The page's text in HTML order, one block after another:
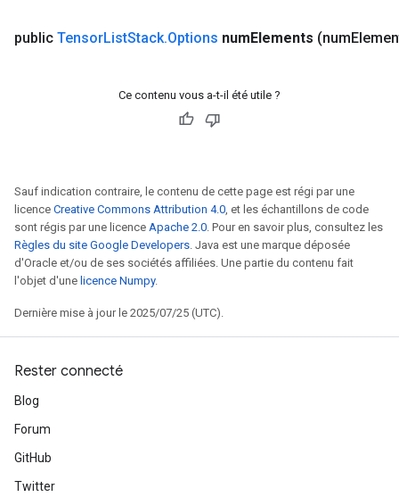
public TensorListStack.Options numElements (num
Ce contenu vous a-t-il été utile ?
Sauf indication contraire, le contenu de cette page est régi par une
licence Creative Commons Attribution 4.0, et les échantillons de code
sont régis par une licence Apache 2.0. Pour en savoir plus, consultez les
Règles du site Google Developers. Java est une marque déposée
d'Oracle et/ou de ses sociétés affiliées. Une partie du contenu fait
l'objet d'une licence Numpy.
Dernière mise à jour le 2025/07/25 (UTC).
Rester connecté
Blog
Forum
GitHub
Twitter